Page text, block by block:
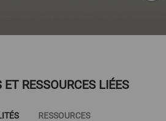
RESSOURCES LIÉES
RESSOURCES